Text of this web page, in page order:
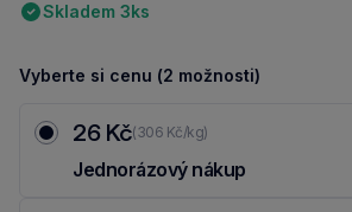
Skladem 3ks
Vyberte si cenu (2 možnosti)
26 Kč(306 Kč/kg)
Jednorázový nákup